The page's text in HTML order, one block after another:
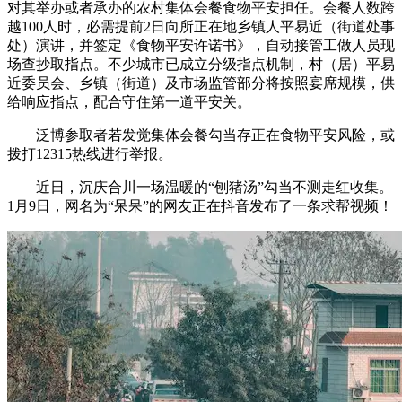
对其举办或者承办的农村集体会餐食物平安担任。会餐人数跨
越100人时，必需提前2日向所正在地乡镇人平易近（街道处事
处）演讲，并签定《食物平安许诺书》，自动接管工做人员现
场查抄取指点。不少城市已成立分级指点机制，村（居）平易
近委员会、乡镇（街道）及市场监管部分将按照宴席规模，供
给响应指点，配合守住第一道平安关。
泛博参取者若发觉集体会餐勾当存正在食物平安风险，或
拨打12315热线进行举报。
近日，沉庆合川一场温暖的“刨猪汤”勾当不测走红收集。
1月9日，网名为“呆呆”的网友正在抖音发布了一条求帮视频！